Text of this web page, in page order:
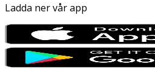
Ladda ner vår app